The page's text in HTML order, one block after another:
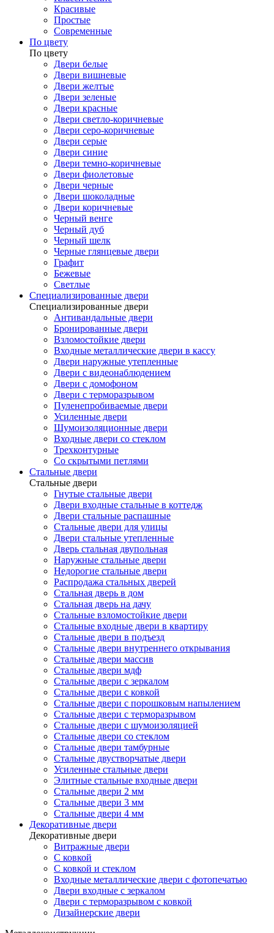
Красивые
Простые
Современные
По цвету
По цвету
Двери белые
Двери вишневые
Двери желтые
Двери зеленые
Двери красные
Двери светло-коричневые
Двери серо-коричневые
Двери серые
Двери синие
Двери темно-коричневые
Двери фиолетовые
Двери черные
Двери шоколадные
Двери коричневые
Черный венге
Черный дуб
Черный шелк
Черные глянцевые двери
Графит
Бежевые
Светлые
Специализированные двери
Специализированные двери
Антивандальные двери
Бронированные двери
Взломостойкие двери
Входные металлические двери в кассу
Двери наружные утепленные
Двери с видеонаблюдением
Двери с домофоном
Двери с терморазрывом
Пуленепробиваемые двери
Усиленные двери
Шумоизоляционные двери
Входные двери со стеклом
Трехконтурные
Со скрытыми петлями
Стальные двери
Стальные двери
Гнутые стальные двери
Двери входные стальные в коттедж
Двери стальные распашные
Стальные двери для улицы
Двери стальные утепленные
Дверь стальная двупольная
Наружные стальные двери
Недорогие стальные двери
Распродажа стальных дверей
Стальная дверь в дом
Стальная дверь на дачу
Стальные взломостойкие двери
Стальные входные двери в квартиру
Стальные двери в подъезд
Стальные двери внутреннего открывания
Стальные двери массив
Стальные двери мдф
Стальные двери с зеркалом
Стальные двери с ковкой
Стальные двери с порошковым напылением
Стальные двери с терморазрывом
Стальные двери с шумоизоляцией
Стальные двери со стеклом
Стальные двери тамбурные
Стальные двустворчатые двери
Усиленные стальные двери
Элитные стальные входные двери
Стальные двери 2 мм
Стальные двери 3 мм
Стальные двери 4 мм
Декоративные двери
Декоративные двери
Витражные двери
С ковкой
С ковкой и стеклом
Входные металлические двери с фотопечатью
Двери входные с зеркалом
Двери с терморазрывом с ковкой
Дизайнерские двери